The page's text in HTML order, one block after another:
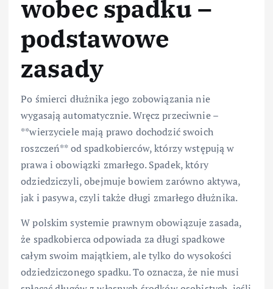
wobec spadku –
podstawowe
zasady
Po śmierci dłużnika jego zobowiązania nie
wygasają automatycznie. Wręcz przeciwnie –
**wierzyciele mają prawo dochodzić swoich
roszczeń** od spadkobierców, którzy wstępują w
prawa i obowiązki zmarłego. Spadek, który
odziedziczyli, obejmuje bowiem zarówno aktywa,
jak i pasywa, czyli także długi zmarłego dłużnika.
W polskim systemie prawnym obowiązuje zasada,
że spadkobierca odpowiada za długi spadkowe
całym swoim majątkiem, ale tylko do wysokości
odziedziczonego spadku. To oznacza, że nie musi